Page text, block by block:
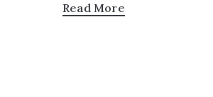
Read More